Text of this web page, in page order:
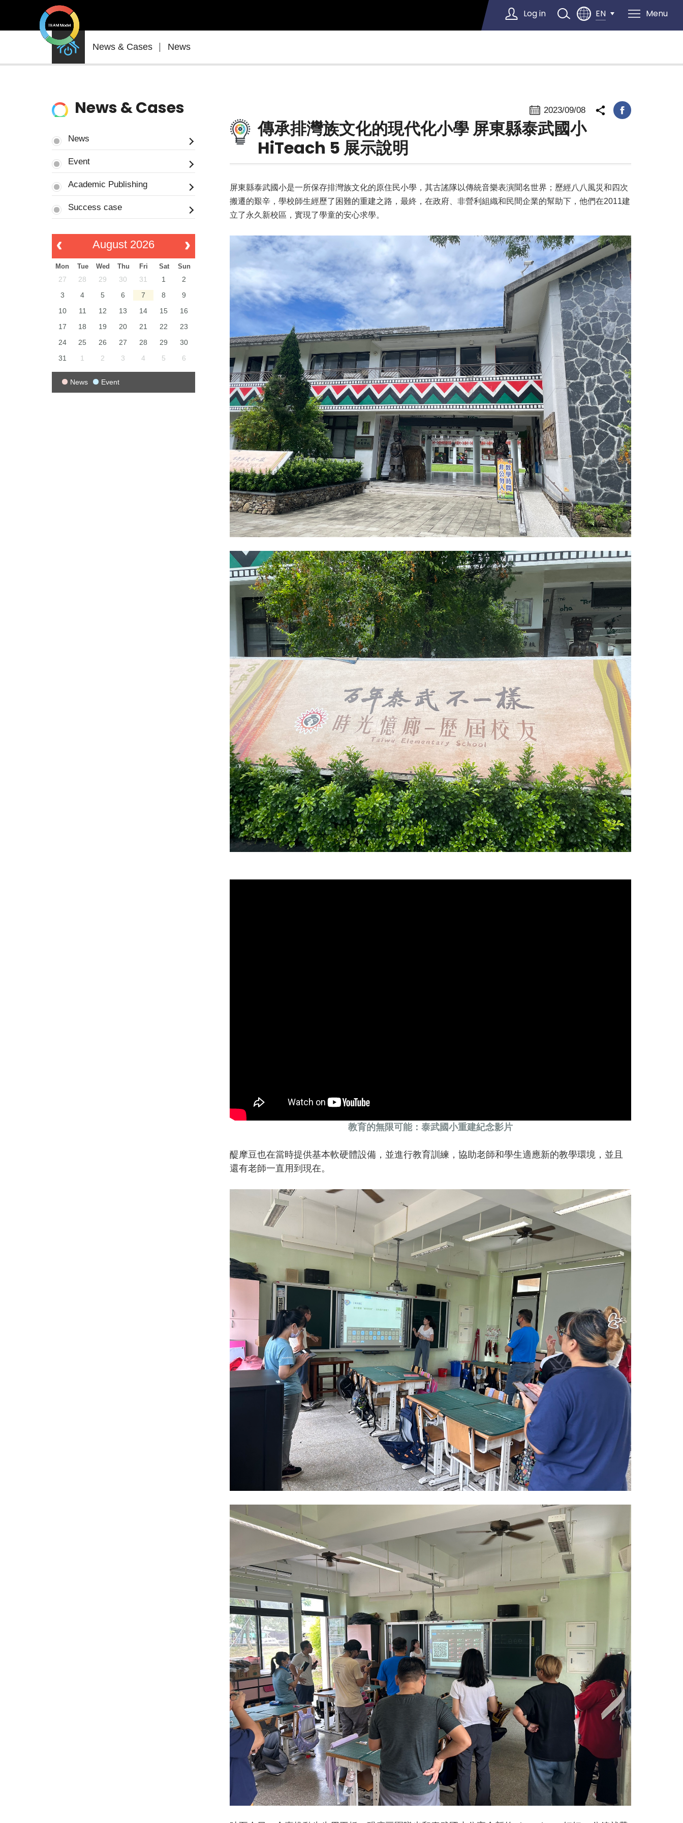
Log in EN Menu
News & Cases News
News & Cases
News
Event
Academic Publishing
Success case
August 2026
Mon Tue Wed Thu Fri Sat Sun
27 28 29 30 31 1
2
3
4 5 6 7 8
9
10
11 12 13 14 15
16
17
18 19 20 21 22
23
24
25 26 27 28 29
30
31
1 2 3 4 5 6
News Event
2023/09/08
傳承排灣族文化的現代化小學 屏東縣泰武國小
HiTeach 5 展示說明
屏東縣泰武國小是一所保存排灣族文化的原住民小學，其古謠隊以傳統音樂表演聞名世界；歷經八八風災和四次
搬遷的艱辛，學校師生經歷了困難的重建之路，最終，在政府、非營利組織和民間企業的幫助下，他們在2011建
立了永久新校區，實現了學童的安心求學。
教育的無限可能：泰武國小重建紀念影片
醍摩豆也在當時提供基本軟硬體設備，並進行教育訓練，協助老師和學生適應新的教學環境，並且
還有老師一直用到現在。